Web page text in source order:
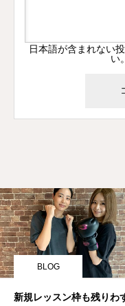
日本語が含まれない
い
BLOG
新規レッスン枠も残りわ